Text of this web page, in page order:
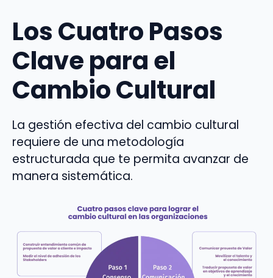
Los Cuatro Pasos
Clave para el
Cambio Cultural
La gestión efectiva del cambio cultural
requiere de una metodología
estructurada que te permita avanzar de
manera sistemática.